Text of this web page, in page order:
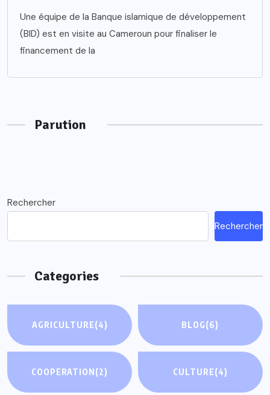
Une équipe de la Banque islamique de développement
(BID) est en visite au Cameroun pour finaliser le
financement de la
Parution
Rechercher
Rechercher
Categories
AGRICULTURE(4) BLOG(6)
COOPERATION(2) CULTURE(4)